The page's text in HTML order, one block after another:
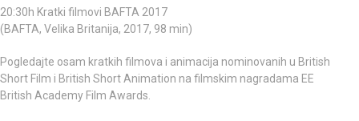
20:30h Kratki filmovi BAFTA 2017
(BAFTA, Velika Britanija, 2017, 98 min)
Pogledajte osam kratkih filmova i animacija nominovanih u British
Short Film i British Short Animation na filmskim nagradama EE
British Academy Film Awards.